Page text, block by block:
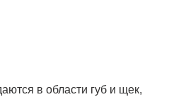
в области губ и щек,